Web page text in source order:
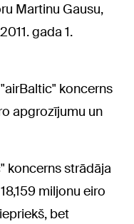
Martinu Gausu,
gada 1.
koncerns
apgrozījumu un
koncerns strādāja
miljonu eiro
bet